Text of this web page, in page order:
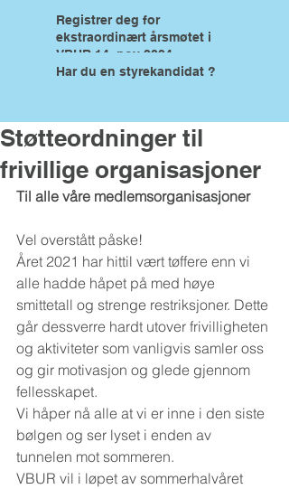
Registrer deg for
ekstraordinært årsmøtet i
VBUR 14. nov 2024
Har du en styrekandidat ?
Støtteordninger til
frivillige organisasjoner
Til alle våre medlemsorganisasjoner
Vel overstått påske!
Året 2021 har hittil vært tøffere enn vi
alle hadde håpet på med høye
smittetall og strenge restriksjoner. Dette
går dessverre hardt utover frivilligheten
og aktiviteter som vanligvis samler oss
og gir motivasjon og glede gjennom
fellesskapet.
Vi håper nå alle at vi er inne i den siste
bølgen og ser lyset i enden av
tunnelen mot sommeren.
VBUR vil i løpet av sommerhalvåret